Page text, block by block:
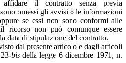
il contratto senza previa
omessi gli avvisi o le informazioni
se essi non sono conformi alle
ricorso non può comunque essere
data di stipulazione del contratto.
dal presente articolo e dagli articoli
bisdella legge 6 dicembre 1971, n.